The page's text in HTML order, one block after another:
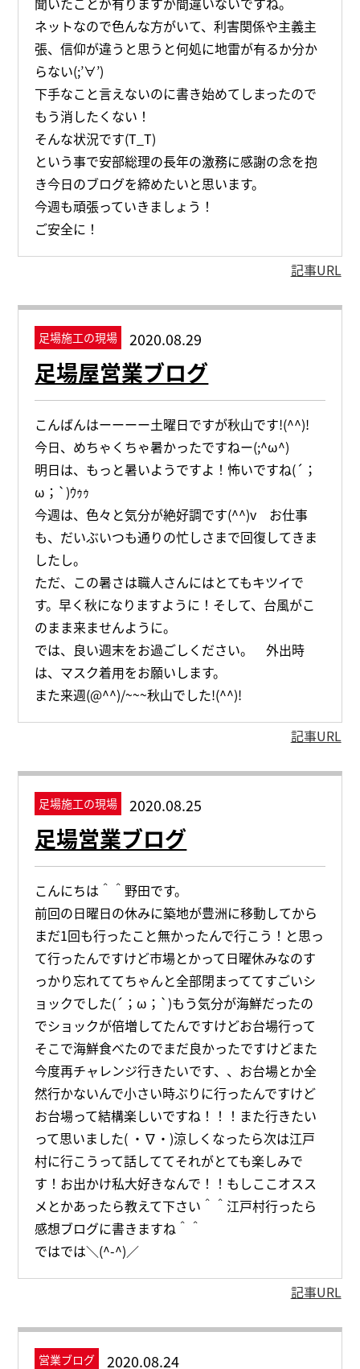
ネットなので色んな方がいて、利害関係や主義主
張、信仰が違うと思うと何処に地雷が有るか分か
らない(;’∀’)
下手なこと言えないのに書き始めてしまったので
もう消したくない！
そんな状況です(T_T)
という事で安部総理の長年の激務に感謝の念を抱
き今日のブログを締めたいと思います。
今週も頑張っていきましょう！
ご安全に！
記事URL
足場施工の現場 2020.08.29
足場屋営業ブログ
こんばんはーーーー土曜日ですが秋山です!(^^)!
今日、めちゃくちゃ暑かったですねー(;^ω^)
明日は、もっと暑いようですよ！怖いですね(´；
ω；`)ｳｩｩ
今週は、色々と気分が絶好調です(^^)v お仕事
も、だいぶいつも通りの忙しさまで回復してきま
したし。
ただ、この暑さは職人さんにはとてもキツイで
す。早く秋になりますように！そして、台風がこ
のまま来ませんように。
では、良い週末をお過ごしください。 外出時
は、マスク着用をお願いします。
また来週(@^^)/~~~秋山でした!(^^)!
記事URL
足場施工の現場 2020.08.25
足場営業ブログ
こんにちは＾＾野田です。
前回の日曜日の休みに築地が豊洲に移動してから
まだ1回も行ったこと無かったんで行こう！と思っ
て行ったんですけど市場とかって日曜休みなのす
っかり忘れててちゃんと全部閉まっててすごいシ
ョックでした(´；ω；`)もう気分が海鮮だったの
でショックが倍増してたんですけどお台場行って
そこで海鮮食べたのでまだ良かったですけどまた
今度再チャレンジ行きたいです、、お台場とか全
然行かないんで小さい時ぶりに行ったんですけど
お台場って結構楽しいですね！！！また行きたい
って思いました( ・∇・)涼しくなったら次は江戸
村に行こうって話しててそれがとても楽しみで
す！お出かけ私大好きなんで！！もしここオスス
メとかあったら教えて下さい＾＾江戸村行ったら
感想ブログに書きますね＾＾
ではでは＼(^-^)／
記事URL
営業ブログ 2020.08.24